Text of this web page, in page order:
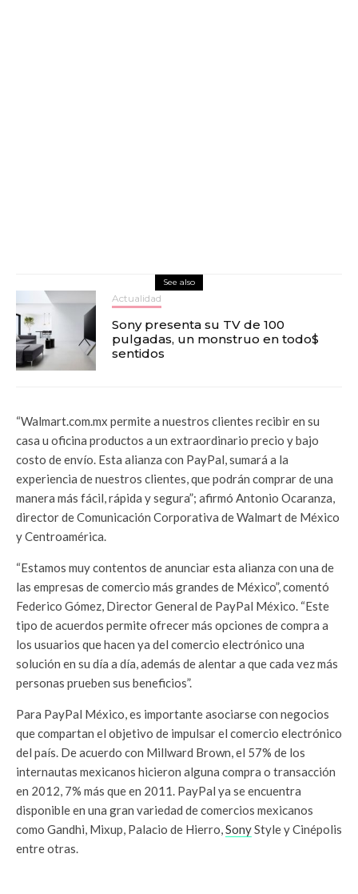
See also
Actualidad
Sony presenta su TV de 100
pulgadas, un monstruo en todo$
sentidos
“Walmart.com.mx permite a nuestros clientes recibir en su
casa u oficina productos a un extraordinario precio y bajo
costo de envío. Esta alianza con PayPal, sumará a la
experiencia de nuestros clientes, que podrán comprar de una
manera más fácil, rápida y segura”; afirmó Antonio Ocaranza,
director de Comunicación Corporativa de Walmart de México
y Centroamérica.
“Estamos muy contentos de anunciar esta alianza con una de
las empresas de comercio más grandes de México”, comentó
Federico Gómez, Director General de PayPal México. “Este
tipo de acuerdos permite ofrecer más opciones de compra a
los usuarios que hacen ya del comercio electrónico una
solución en su día a día, además de alentar a que cada vez más
personas prueben sus beneficios”.
Para PayPal México, es importante asociarse con negocios
que compartan el objetivo de impulsar el comercio electrónico
del país. De acuerdo con Millward Brown, el 57% de los
internautas mexicanos hicieron alguna compra o transacción
en 2012, 7% más que en 2011. PayPal ya se encuentra
disponible en una gran variedad de comercios mexicanos
como Gandhi, Mixup, Palacio de Hierro,SonyStyle y Cinépolis
entre otras.